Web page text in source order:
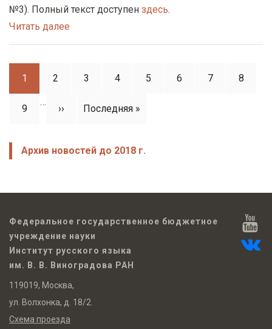
№3). Полный текст доступен здесь.
Читать далее
Нумерация
страниц
Page
1 Page
2 Page
3 Page
4 Page
5 Page
6 Page
7 Page
8
Page
9
…
Следующая
›› Последняя
Последняя »
Архив новостей до 2018 г.
Федеральное государственное бюджетное
учреждение науки
Институт русского языка
им. В. В. Виноградова РАН
119019, Москва,
ул. Волхонка, д. 18/2.
Схема проезда